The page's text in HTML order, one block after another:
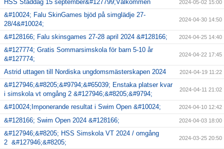
HSS Städdag 15 september&#127799;Välkommen 2024-05-02 15:00
&#10024; Falu SkinGames bjöd på simglädje 27-
28/4&#10024;
2024-04-30 14:50
&#128166; Falu skinsgames 27-28 april 2024 &#128166; 2024-04-25 14:40
&#127774; Gratis Sommarsimskola för barn 5-10 år
&#127774;
2024-04-22 17:45
Astrid uttagen till Nordiska ungdomsmästerskapen 2024 2024-04-19 11:22
&#127946;&#8205;&#9794;&#65039; Enstaka platser kvar
i simskola vt omgång 2 &#127946;&#8205;&#9794;
2024-04-11 21:02
&#10024;Imponerande resultat i Swim Open &#10024; 2024-04-10 12:42
&#128166; Swim Open 2024 &#128166; 2024-04-03 18:00
&#127946;&#8205; HSS Simskola VT 2024 / omgång
2 &#127946;&#8205;
2024-03-25 20:50